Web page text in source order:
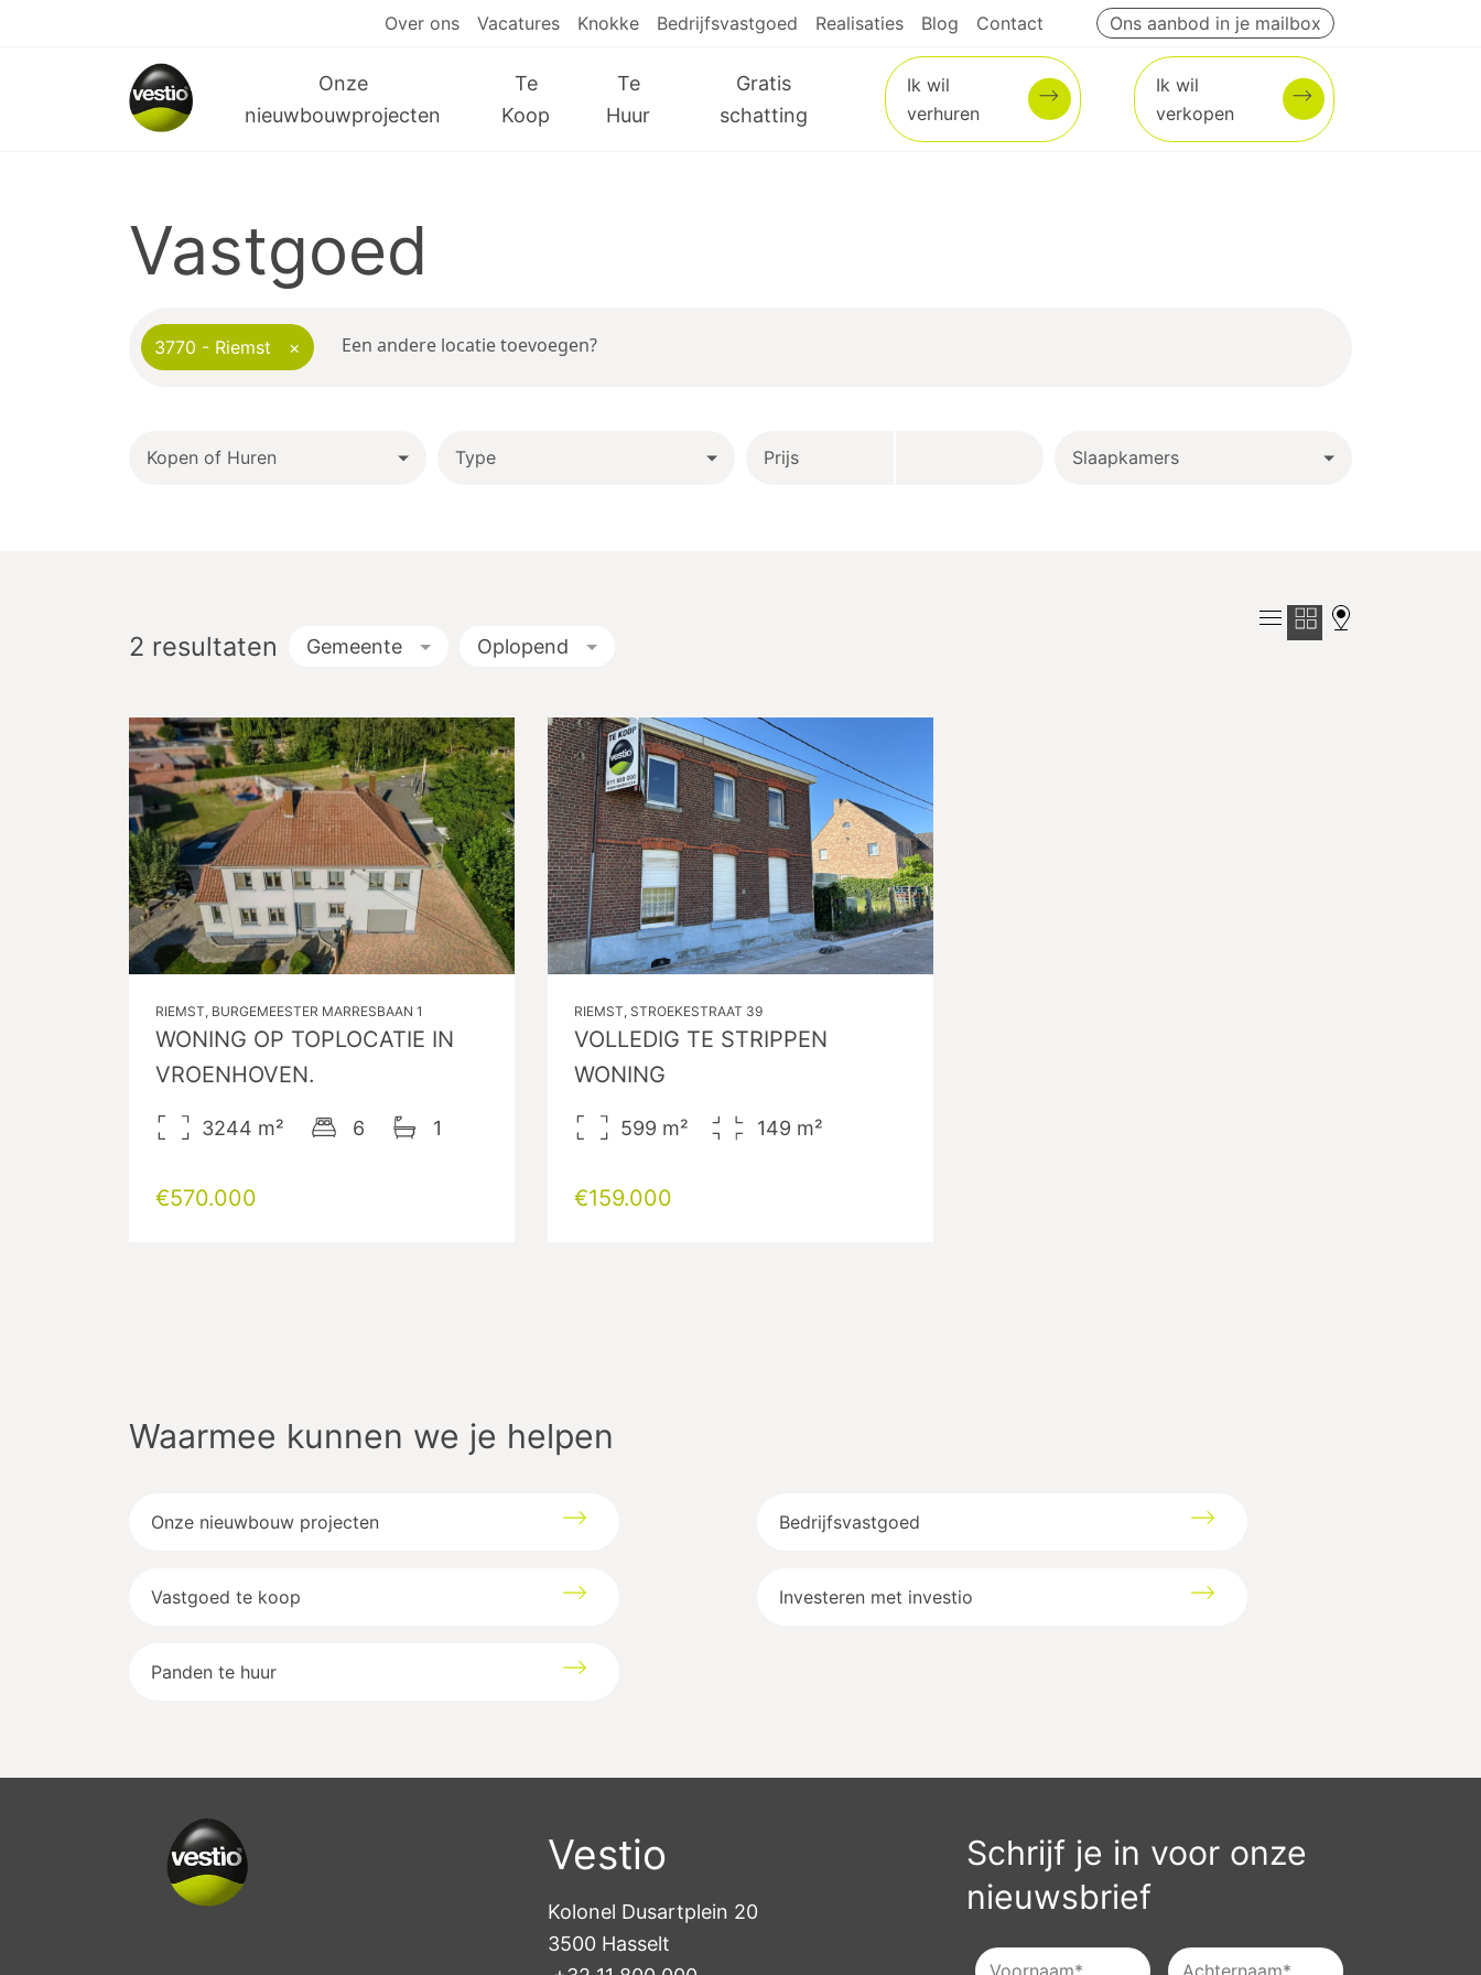
Over ons Vacatures Knokke Bedrijfsvastgoed Realisaties Blog Contact Ons aanbod in je mailbox
Onze
nieuwbouwprojecten
Te
Koop
Te
Huur
Gratis
schatting
Ik wil
verhuren
Ik wil
verkopen
Vastgoed
3770 - Riemst ×
Kopen of Huren Type Prijs Slaapkamers
2 resultaten Gemeente Oplopend
RIEMST, BURGEMEESTER MARRESBAAN 1
WONING OP TOPLOCATIE IN
VROENHOVEN.
3244 m² 6 1
€570.000
RIEMST, STROEKESTRAAT 39
VOLLEDIG TE STRIPPEN
WONING
599 m² 149 m²
€159.000
Waarmee kunnen we je helpen
Onze nieuwbouw projecten
Vastgoed te koop
Panden te huur
Bedrijfsvastgoed
Investeren met investio
Vestio
Kolonel Dusartplein 20
3500 Hasselt
Schrijf je in voor onze
nieuwsbrief